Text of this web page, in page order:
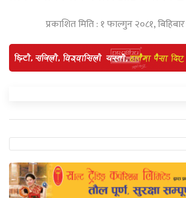
प्रकाशित मिति : १ फाल्गुन २०८१,